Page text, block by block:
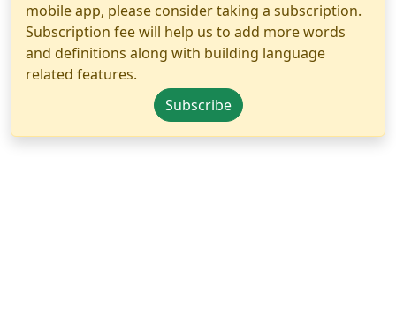
mobile app, please consider taking a subscription.
Subscription fee will help us to add more words
and definitions along with building language
related features.
Subscribe